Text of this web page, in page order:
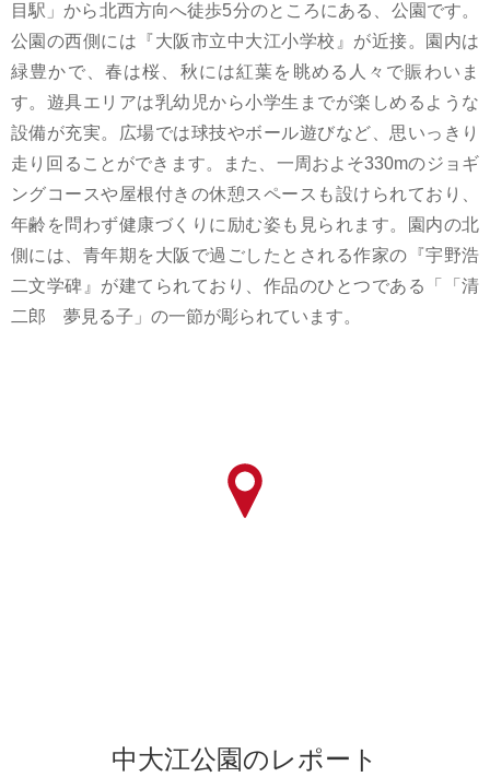
目駅」から北西方向へ徒歩5分のところにある、公園です。
公園の西側には『大阪市立中大江小学校』が近接。園内は
緑豊かで、春は桜、秋には紅葉を眺める人々で賑わいま
す。遊具エリアは乳幼児から小学生までが楽しめるような
設備が充実。広場では球技やボール遊びなど、思いっきり
走り回ることができます。また、一周およそ330mのジョギ
ングコースや屋根付きの休憩スペースも設けられており、
年齢を問わず健康づくりに励む姿も見られます。園内の北
側には、青年期を大阪で過ごしたとされる作家の『宇野浩
二文学碑』が建てられており、作品のひとつである「「清
二郎 夢見る子」の一節が彫られています。
中大江公園のレポート